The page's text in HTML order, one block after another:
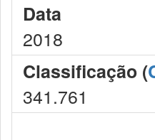
Data
2018
Classificação (
341.761